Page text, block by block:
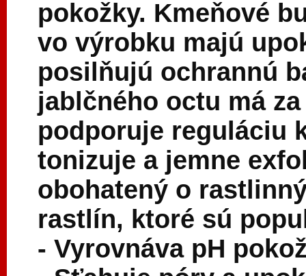
pokožky. Kmeňové
vo výrobku majú
posilňujú ochrannú
jablčného octu má
podporuje reguláciu
tonizuje a jemne
obohatený o
rastlín, ktoré sú
- Vyrovnáva pH